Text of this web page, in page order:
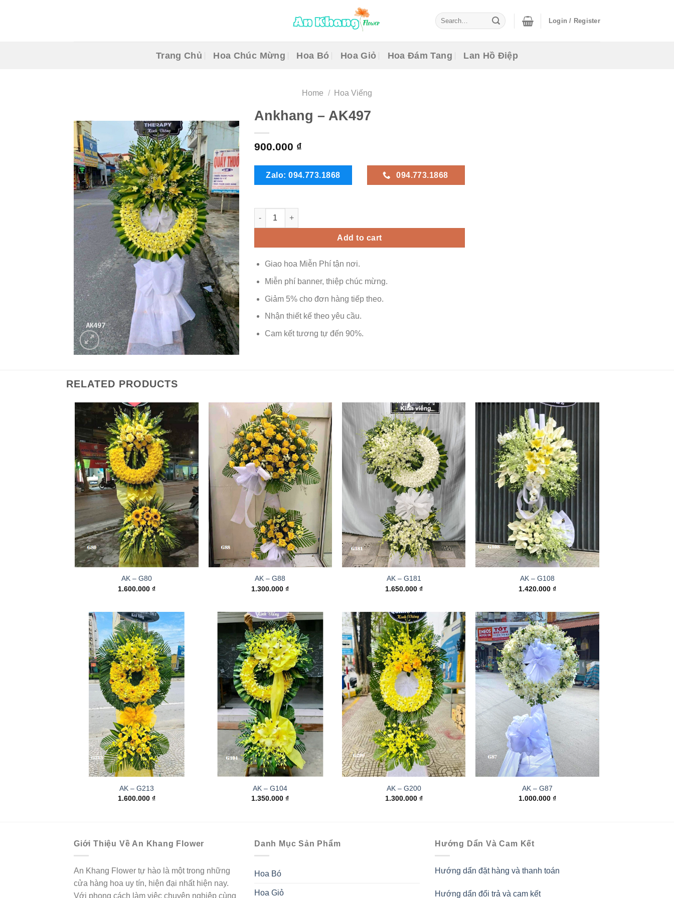
Search
for:
Login / Register
Trang Chủ Hoa Chúc Mừng Hoa Bó Hoa Giỏ Hoa Đám Tang Lan Hồ Điệp
Home / Hoa Viếng
Ankhang – AK497
900.000 ₫
Zalo: 094.773.1868 094.773.1868
Ankhang - AK497 quantity
Add to cart
Giao hoa Miễn Phí tận nơi.
Miễn phí banner, thiệp chúc mừng.
Giảm 5% cho đơn hàng tiếp theo.
Nhận thiết kế theo yêu cầu.
Cam kết tương tự đến 90%.
RELATED PRODUCTS
AK – G80
1.600.000₫
AK – G88
1.300.000₫
AK – G181
1.650.000 ₫
AK – G108
1.420.000 ₫
AK – G213
1.600.000₫
AK – G104
1.350.000₫
AK – G200
1.300.000 ₫
AK – G87
1.000.000 ₫
Giới Thiệu Về An Khang Flower
An Khang Flower tự hào là một trong những
cửa hàng hoa uy tín, hiện đại nhất hiện nay.
Với phong cách làm việc chuyên nghiệp cùng
Danh Mục Sản Phẩm
Hoa Bó
Hoa Giỏ
Hướng Dẩn Và Cam Kết
Hướng dẩn đặt hàng và thanh toán
Hướng dẩn đổi trả và cam kết